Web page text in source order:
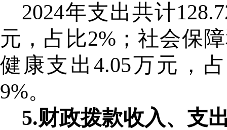
2024年支出共计
元，占比2%；社会保
健康支出4.05万元，
9%。
5.财政拨款收入、支